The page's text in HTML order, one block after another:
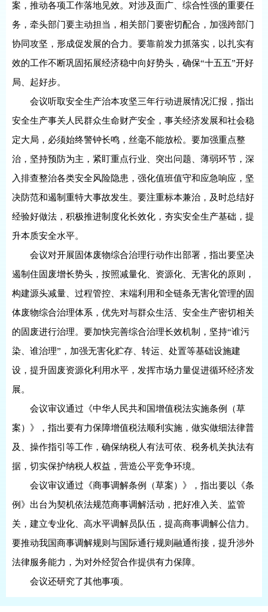
案，推动各项工作落地见效。对涉及面广、综合性强的重要任
务，牵头部门要主动担当，相关部门要密切配合，加强跨部门
协同攻坚，形成促发展的合力。要靠前发力抓落实，以扎实有
效的工作不断巩固拓展经济稳中向好势头，确保“十五五”开好
局、起好步。
会议听取安全生产治本攻坚三年行动进展情况汇报，指出
安全生产事关人民群众生命财产安全，事关经济发展和社会稳
定大局，必须始终警钟长鸣，丝毫不能放松。要加强重点整
治，坚持预防为主，紧盯重点行业、突出问题、薄弱环节，深
入排查整治各类安全风险隐患，强化值班值守和应急响应，坚
决防范和遏制重特大事故发生。要注重标本兼治，及时总结好
经验好做法，积极推进制度化长效化，夯实安全生产基础，提
升本质安全水平。
会议对开展固体废物综合治理行动作出部署，指出要坚决
遏制住固废增长势头，按照减量化、资源化、无害化的原则，
构建源头减量、过程管控、末端利用和全链条无害化管理的固
体废物综合治理体系，优先对与群众生活、安全生产密切相关
的固废进行治理。要加快完善综合治理长效机制，坚持“谁污
染、谁治理”，加强无害化贮存、转运、处置等基础设施建
设，提升固废资源化利用水平，发挥市场力量促进循环经济发
展。
会议审议通过《中华人民共和国增值税法实施条例（草
案）》，指出要有力保障增值税法顺利实施，做实做细法律普
及、操作指引等工作，确保纳税人有法可依、税务机关执法有
据，切实保护纳税人权益，营造公平竞争环境。
会议审议通过《商事调解条例（草案）》，指出要以《条
例》出台为契机依法规范商事调解活动，把好准入关、监管
关，建立专业化、高水平调解员队伍，提高商事调解公信力。
要推动我国商事调解规则与国际通行规则融通衔接，提升涉外
法律服务能力，为对外经贸合作提供有力保障。
会议还研究了其他事项。